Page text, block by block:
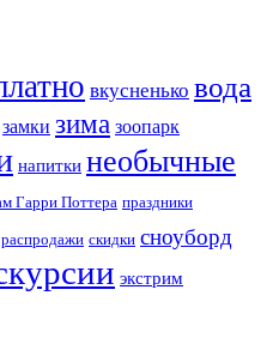
вкусненько вода
замки зима зоопарк
напитки необычные
Гарри Поттера праздники
распродажи скидки сноуборд
экстрим